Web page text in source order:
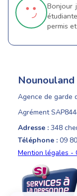
Bonjour
permis
Nounouland
Agence de garde
Agrément
Adresse : 348
Téléphone : 09
Mention légales -